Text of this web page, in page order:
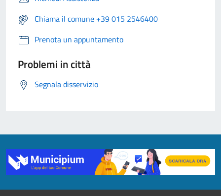
Chiama il comune +39 015 2546400
Prenota un appuntamento
Problemi in città
Segnala disservizio